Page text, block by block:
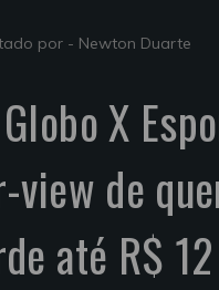
por - Newton Duarte
X
view de
até R$